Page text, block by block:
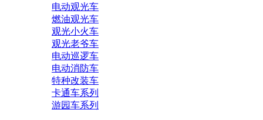
电动观光车
燃油观光车
观光小火车
观光老爷车
电动巡逻车
电动消防车
特种改装车
卡通车系列
游园车系列